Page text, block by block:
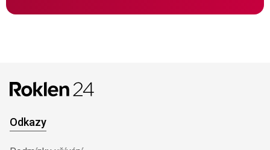
Odkazy